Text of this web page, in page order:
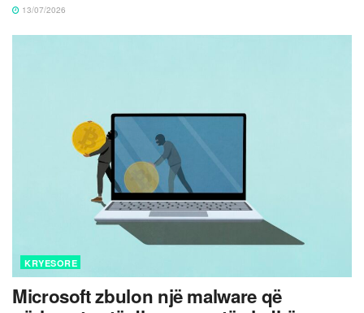
13/07/2026
KRYESORE
Microsoft zbulon një malware që